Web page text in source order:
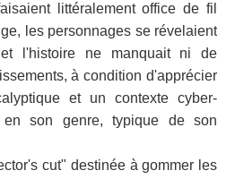
littéralement office de fil
les personnages se révelaient
et l'histoire ne manquait ni de
à condition d'apprécier
et un contexte cyber-
en son genre, typique de son
cut" destinée à gommer les